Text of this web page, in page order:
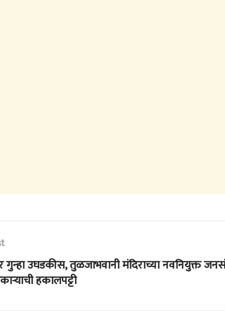
गुन्हा उघडकीस, तुळजाभवानी मंदिराच्या नवनियुक्त
हकालपट्टी